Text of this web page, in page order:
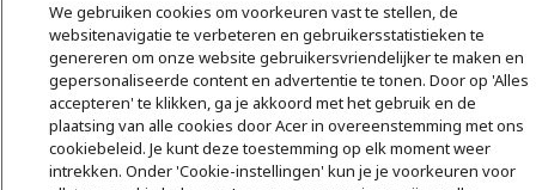
We gebruiken cookies om voorkeuren vast te stellen, de
websitenavigatie te verbeteren en gebruikersstatistieken te
genereren om onze website gebruikersvriendelijker te maken en
gepersonaliseerde content en advertentie te tonen. Door op 'Alles
accepteren' te klikken, ga je akkoord met het gebruik en de
plaatsing van alle cookies door Acer in overeenstemming met ons
cookiebeleid. Je kunt deze toestemming op elk moment weer
intrekken. Onder 'Cookie-instellingen' kun je je voorkeuren voor